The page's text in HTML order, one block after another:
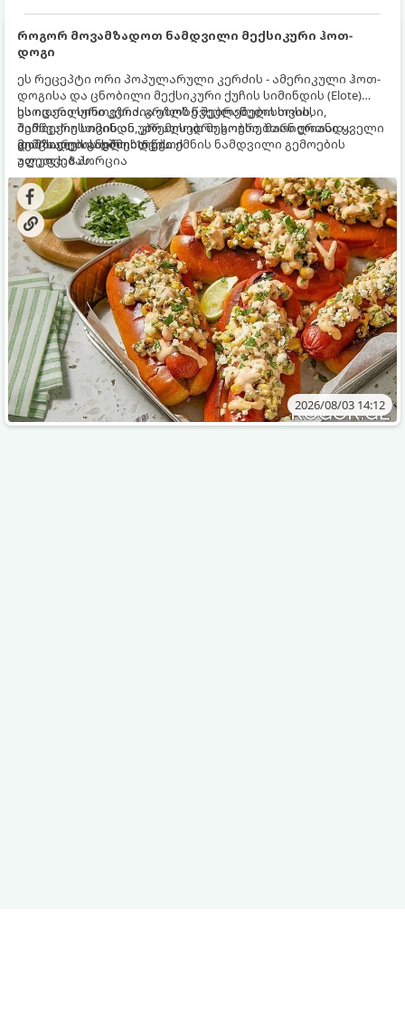
როგორ მოვამზადოთ ნამდვილი მექსიკური ჰოთ-
დოგი
ეს რეცეპტი ორი პოპულარული კერძის - ამერიკული ჰოთ-
დოგისა და ცნობილი მექსიკური ქუჩის სიმინდის (Elote)
საოცარი სინთეზია. გრილზე შებრაწული სოსისი,
შემწვარი სიმინდი, კრემისებრი სოუსი, მარილიანი ყველი
და ცხარე სანელებლები ქმნის ნამდვილი გემოების
აფეთქებას.
ეს იდეალური კერძია ეზოს წვეულებებისთვის,
ბარბექიუსთვის ან უბრალოდ მეგობრებთან ერთად
გემრიელი ვახშმისთვის.
მომზადების დრო: 15 წუთი
ულუფა: 8 პორცია
2026/08/03 14:12